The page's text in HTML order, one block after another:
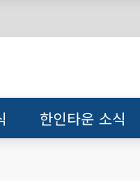
한인타운 소식